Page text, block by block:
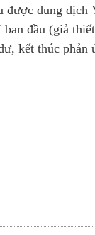
được dung
đầu (giả
kết thúc phản